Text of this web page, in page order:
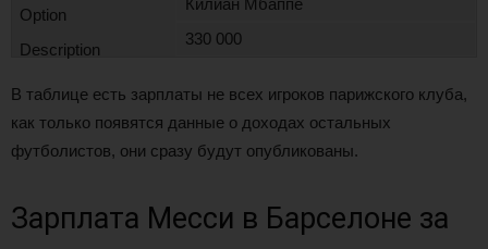
Килиан Мбаппе
330 000
В таблице есть зарплаты не всех игроков парижского клуба,
как только появятся данные о доходах остальных
футболистов, они сразу будут опубликованы.
Зарплата Месси в Барселоне за